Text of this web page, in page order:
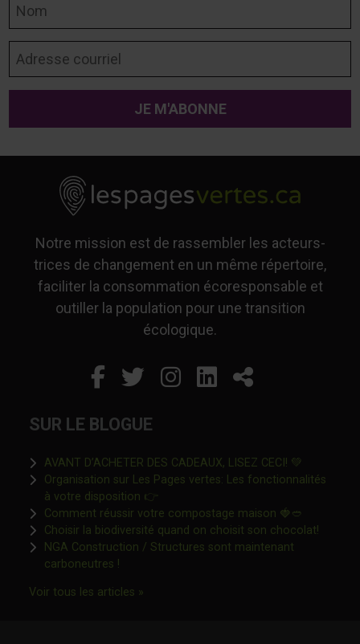
Notre mission est de rassembler les acteurs-
trices de changement en un même répertoire,
faciliter la consommation écoresponsable et
outiller la population pour une transition
écologique.
Facebook
Ce lien s'ouvrira dans
Twitter
Ce lien s'ouvrira
Instagram
Ce lien s'ouvrira
LinkedIn
Ce lienPartager
SUR LE BLOGUE
AVANT D’ACHETER DES CADEAUX, LISEZ CECI! 💚
Organisation sur Les Pages vertes: Les fonctionnalités
à votre disposition 👉Ce lien s'ouvrira dans une nouvelle
Comment réussir votre compostage maison 🍓🥙
Choisir la biodiversité quand on choisit son chocolat!Ce lien
NGA Construction / Structures sont maintenant
carboneutres !Ce lien s'ouvrira dans une nouvelle fenêtre"
Voir tous les articles »Ce lien s'ouvrira dans une nouvelle